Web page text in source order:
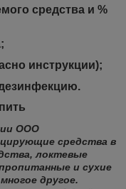
средства и %
инструкции);
ООО
средства в
локтевые
и сухие
другое.